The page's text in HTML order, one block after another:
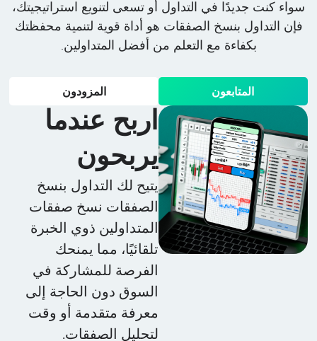
سواء كنت جديدًا في التداول أو تسعى لتنويع استراتيجيتك،
فإن التداول بنسخ الصفقات هو أداة قوية لتنمية محفظتك
بكفاءة مع التعلم من أفضل المتداولين.
المتابعون المزودون
اربح عندما
يربحون
يتيح لك التداول بنسخ
الصفقات نسخ صفقات
المتداولين ذوي الخبرة
تلقائيًا، مما يمنحك
الفرصة للمشاركة في
السوق دون الحاجة إلى
معرفة متقدمة أو وقت
لتحليل الصفقات.